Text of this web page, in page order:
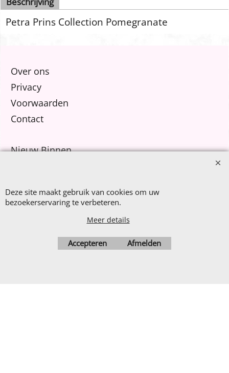
Beschrijving
Over ons
Privacy
Voorwaarden
Contact
Nieuw Binnen
ShopFactory webwinkel
software.
Deze site maakt gebruik van cookies om uw
bezoekerservaring te verbeteren.
Meer details
Accepteren Afmelden